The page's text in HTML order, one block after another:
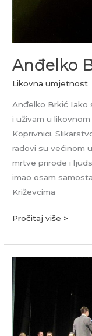
Anđelko
Likovna umjetnost
Anđelko Brkić Iako
i uživam u
Koprivnici.
radovi su većinom
mrtve prirode i
imao osam
Križevcima
Pročitaj više >
društvo